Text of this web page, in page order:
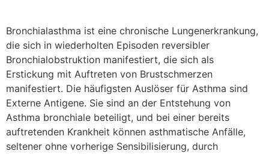
Bronchialasthma ist eine chronische Lungenerkrankung,
die sich in wiederholten Episoden reversibler
Bronchialobstruktion manifestiert, die sich als
Erstickung mit Auftreten von Brustschmerzen
manifestiert. Die häufigsten Auslöser für Asthma sind
Externe Antigene. Sie sind an der Entstehung von
Asthma bronchiale beteiligt, und bei einer bereits
auftretenden Krankheit können asthmatische Anfälle,
seltener ohne vorherige Sensibilisierung, durch